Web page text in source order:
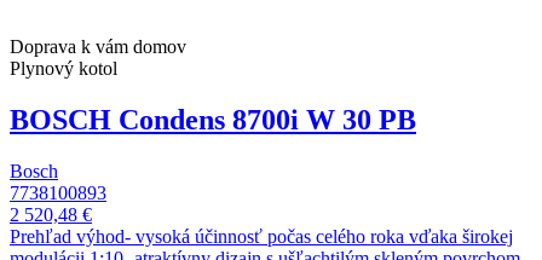
Doprava k vám domov
Plynový kotol
BOSCH Condens 8700i W 30 PB
Bosch
7738100893
2 520,48 €
Prehľad výhod- vysoká účinnosť počas celého roka vďaka širokej